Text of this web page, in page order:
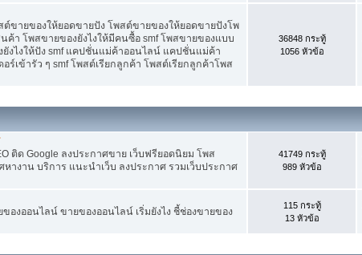
ต์ขายของให้ยอดขายปัง โพสต์ขายของให้ยอดขายปังโพ
ค้า โพสขายของยังไงให้มีคนซื้อ smf โพสขายของแบบ
งไงให้ปัง smf แคปชั่นแม่ค้าออนไลน์ แคปชั่นแม่ค้า
ร์เข้ารัว ๆ smf โพสต์เรียกลูกค้า โพสต์เรียกลูกค้าโพส
36848 กระทู้
1056 หัวข้อ
ติด Google ลงประกาศขาย เว็บฟรียอดนิยม โพส
างาน บริการ แนะนำเว็บ ลงประกาศ รวมเว็บประกาศ
41749 กระทู้
989 หัวข้อ
องออนไลน์ ขายของออนไลน์ เริ่มยังไง ชี้ช่องขายของ
115 กระทู้
13 หัวข้อ